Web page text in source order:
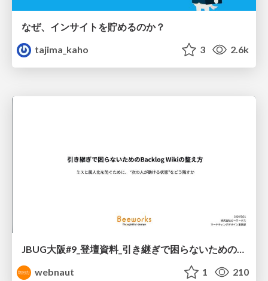
なぜ、インサイトを貯めるのか？
tajima_kaho
3 2.6k
JBUG大阪#9_登壇資料_引き継ぎで困らないためのBacklogWikiの整え方_ミスと属人化を防ぐために、 “次の人が動ける状態”をどう残すか
webnaut
1 210